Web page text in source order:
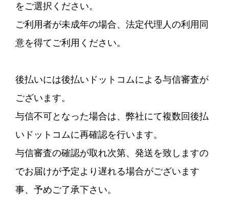
をご選択ください。
ご利用者が未成年の場合、法定代理人の利用同
意を得てご利用ください。
後払いには後払いドットコムによる与信審査が
ございます。
与信不可となった場合は、弊社にて複数回後払
いドットコムに再確認を行います。
与信審査の確認が取れ次第、発送を致しますの
でお届けが予定より遅れる場合がございます
事、予めご了承下さい。